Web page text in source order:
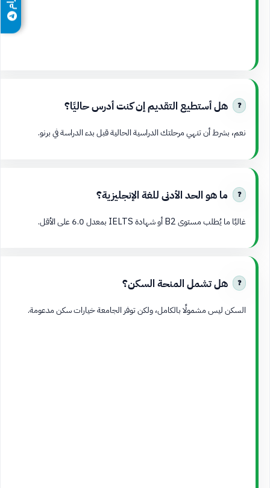
هل أستطيع التقديم إن كنت أدرس حاليًا؟
نعم، بشرط أن تنهي مرحلتك الدراسية الحالية قبل بدء الدراسة في برنو.
ما هو الحد الأدنى للغة الإنجليزية؟
غالبًا ما يُطلب مستوى B2 أو شهادة IELTS بمعدل 6.0 على الأقل.
هل تشمل المنحة السكن؟
السكن ليس مشمولًا بالكامل، ولكن توفر الجامعة خيارات سكن مدعومة.